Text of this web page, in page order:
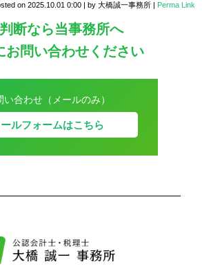
on 2025.10.01 0:00 | by 大橋誠一事務所 | Perma Link
断なら当事務所へ
お問い合わせください
い合わせ（メールのみ）
ールフォームはこちら